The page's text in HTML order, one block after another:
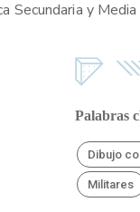
Secundaria y
Palabras
Dibujo
Militares